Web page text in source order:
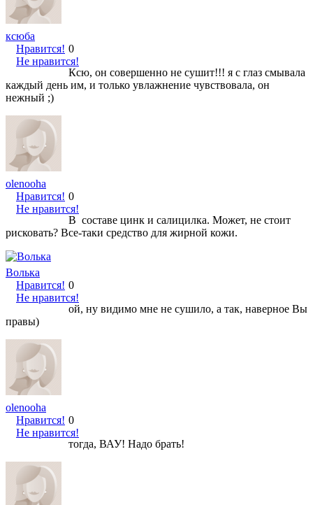
ксюба
Нравится!
Не нравится!
0
Ксю, он совершенно не сушит!!! я с глаз смывала
каждый день им, и только увлажнение чувствовала, он
нежный ;)
olenooha
Нравится!
Не нравится!
0
В составе цинк и салицилка. Может, не стоит
рисковать? Все-таки средство для жирной кожи.
Волька
Нравится!
Не нравится!
0
ой, ну видимо мне не сушило, а так, наверное Вы
правы)
olenooha
Нравится!
Не нравится!
0
тогда, ВАУ! Надо брать!